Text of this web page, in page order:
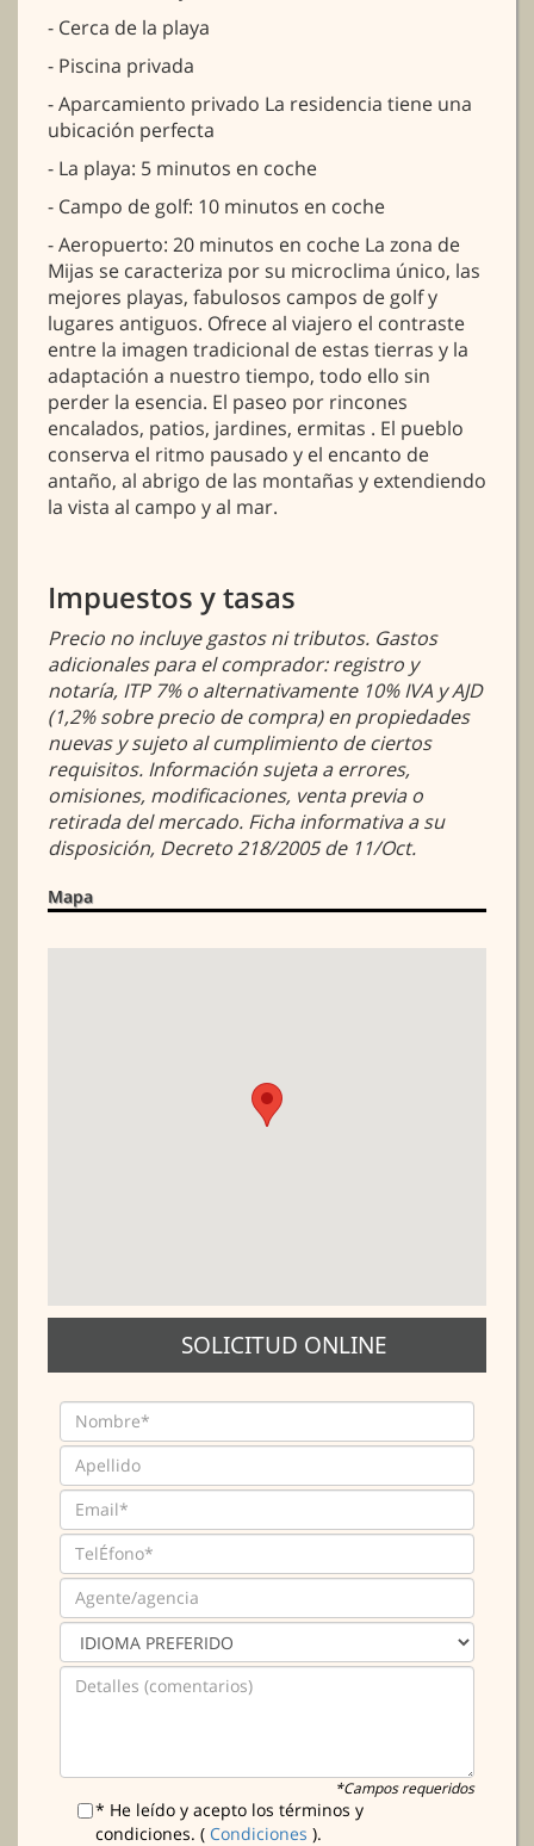
- Cerca de la playa
- Piscina privada
- Aparcamiento privado La residencia tiene una
ubicación perfecta
- La playa: 5 minutos en coche
- Campo de golf: 10 minutos en coche
- Aeropuerto: 20 minutos en coche La zona de
Mijas se caracteriza por su microclima único, las
mejores playas, fabulosos campos de golf y
lugares antiguos. Ofrece al viajero el contraste
entre la imagen tradicional de estas tierras y la
adaptación a nuestro tiempo, todo ello sin
perder la esencia. El paseo por rincones
encalados, patios, jardines, ermitas . El pueblo
conserva el ritmo pausado y el encanto de
antaño, al abrigo de las montañas y extendiendo
la vista al campo y al mar.
Impuestos y tasas
Precio no incluye gastos ni tributos. Gastos
adicionales para el comprador: registro y
notaría, ITP 7% o alternativamente 10% IVA y AJD
(1,2% sobre precio de compra) en propiedades
nuevas y sujeto al cumplimiento de ciertos
requisitos. Información sujeta a errores,
omisiones, modificaciones, venta previa o
retirada del mercado. Ficha informativa a su
disposición, Decreto 218/2005 de 11/Oct.
Mapa
SOLICITUD ONLINE
*Campos requeridos
* He leído y acepto los términos y
condiciones. ( Condiciones ).